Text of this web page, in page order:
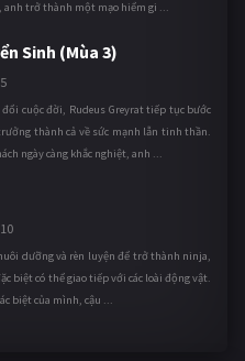
anh trở thành một mạo hiểm gi ...
Sinh (Mùa 3)
5
cuộc đời, Rudeus Greyrat tiếp tục bước
thành cả về sức mạnh lẫn tinh thần.
ngày càng khắc nghiệt, anh ...
10
dưỡng và rèn luyện để trở thành ninja,
biệt có thể giao tiếp với các loài động vật.
biệt của mình, cậu ...